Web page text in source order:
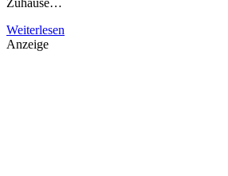
Zuhause…
Weiterlesen
Anzeige